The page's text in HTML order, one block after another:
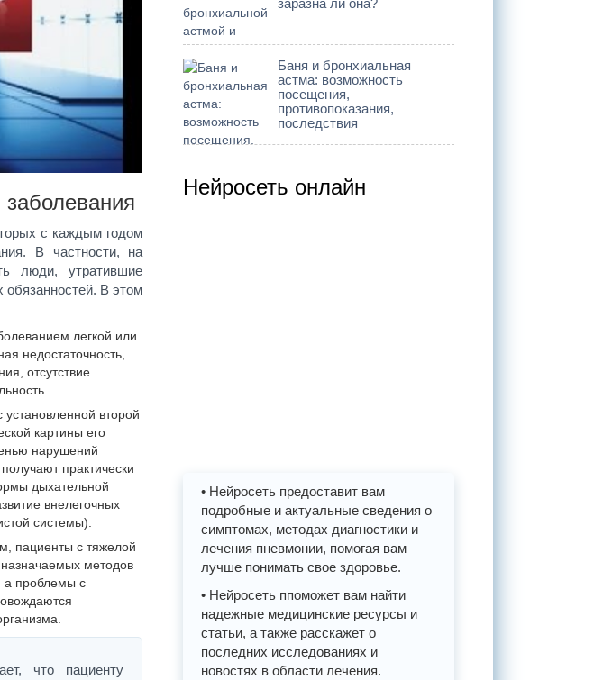
заболевания
с каждым годом
В частности, на
люди, утратившие
В этом
легкой или
недостаточность,
отсутствие
второй
картины его
нарушений
практически
дыхательной
внелегочных
системы).
пациенты с тяжелой
методов
а проблемы с
что пациенту
заразна ли она?
Баня и бронхиальная
астма: возможность
посещения,
противопоказания,
последствия
Нейросеть онлайн
• Нейросеть предоставит вам
подробные и актуальные сведения о
симптомах, методах диагностики и
лечения пневмонии, помогая вам
лучше понимать свое здоровье.
• Нейросеть ппоможет вам найти
надежные медицинские ресурсы и
статьи, а также расскажет о
последних исследованиях и
новостях в области лечения.